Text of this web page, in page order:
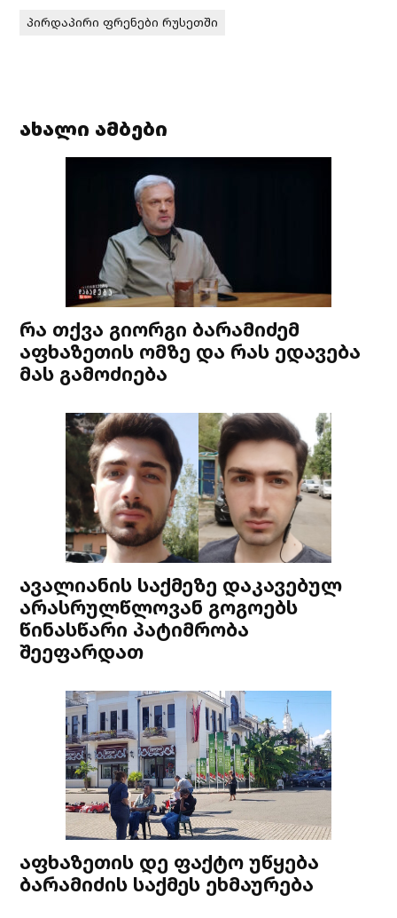
პირდაპირი ფრენები რუსეთში
ახალი ამბები
რა თქვა გიორგი ბარამიძემ
აფხაზეთის ომზე და რას ედავება
მას გამოძიება
ავალიანის საქმეზე დაკავებულ
არასრულწლოვან გოგოებს
წინასწარი პატიმრობა
შეეფარდათ
აფხაზეთის დე ფაქტო უწყება
ბარამიძის საქმეს ეხმაურება